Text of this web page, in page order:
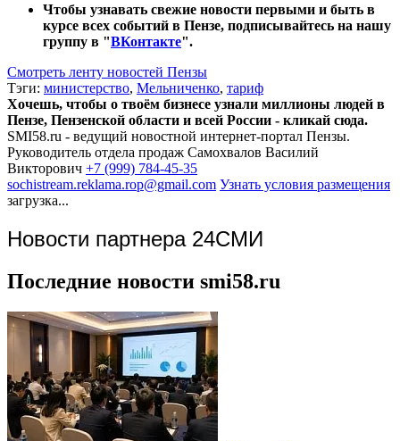
Чтобы узнавать свежие новости первыми и быть в
курсе всех событий в Пензе, подписывайтесь на нашу
группу в "ВКонтакте".
Смотреть ленту новостей Пензы
Тэги: министерство, Мельниченко, тариф
Хочешь, чтобы о твоём бизнесе узнали миллионы людей в
Пензе, Пензенской области и всей России - кликай сюда.
SMI58.ru - ведущий новостной интернет-портал Пензы.
Руководитель отдела продаж Самохвалов Василий
Викторович +7 (999) 784-45-35
sochistream.reklama.rop@gmail.com Узнать условия размещения
загрузка...
Новости партнера 24СМИ
Последние новости smi58.ru